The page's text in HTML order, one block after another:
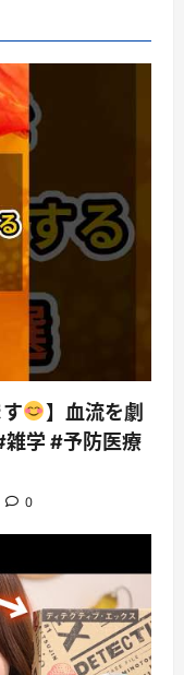
】血流を劇
学 #予防医療
0